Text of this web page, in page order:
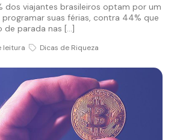
dos viajantes brasileiros optam por um
suas férias, contra 44% que
de parada nas […]
leitura Dicas de Riqueza